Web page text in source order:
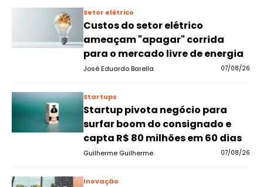
Setor elétrico
Custos do setor elétrico
ameaçam "apagar" corrida
para o mercado livre de energia
José Eduardo Barella 07/08/26
Startups
Startup pivota negócio para
surfar boom do consignado e
capta R$ 80 milhões em 60 dias
Guilherme Guilherme 07/08/26
Inovação